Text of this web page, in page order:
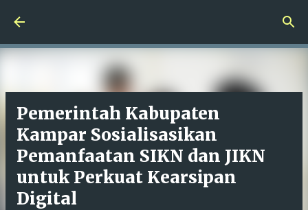
Pemerintah Kabupaten
Kampar Sosialisasikan
Pemanfaatan SIKN dan JIKN
untuk Perkuat Kearsipan
Digital